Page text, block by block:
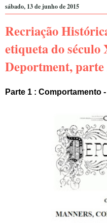
sábado, 13 de junho de 2015
Recriação
etiqueta do
Deportment,
Parte 1 : Comportamento